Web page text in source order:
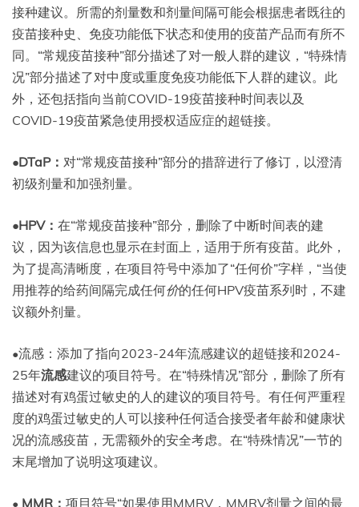
接种建议。所需的剂量数和剂量间隔可能会根据患者既往的
疫苗接种史、免疫功能低下状态和使用的疫苗产品而有所不
同。“常规疫苗接种”部分描述了对一般人群的建议，“特殊情
况”部分描述了对中度或重度免疫功能低下人群的建议。此
外，还包括指向当前COVID-19疫苗接种时间表以及
COVID-19疫苗紧急使用授权适应症的超链接。
•DTaP： 对“常规疫苗接种”部分的措辞进行了修订，以澄清
初级剂量和加强剂量。
•HPV： 在“常规疫苗接种”部分，删除了中断时间表的建
议，因为该信息也显示在封面上，适用于所有疫苗。此外，
为了提高清晰度，在项目符号中添加了“任何价”字样，“当使
用推荐的给药间隔完成任何价的任何HPV疫苗系列时，不建
议额外剂量。
•流感：添加了指向2023-24年流感建议的超链接和2024-
25年流感建议的项目符号。在“特殊情况”部分，删除了所有
描述对有鸡蛋过敏史的人的建议的项目符号。有任何严重程
度的鸡蛋过敏史的人可以接种任何适合接受者年龄和健康状
况的流感疫苗，无需额外的安全考虑。在“特殊情况”一节的
末尾增加了说明这项建议。
• MMR： 项目符号“如果使用MMRV，MMRV剂量之间的最